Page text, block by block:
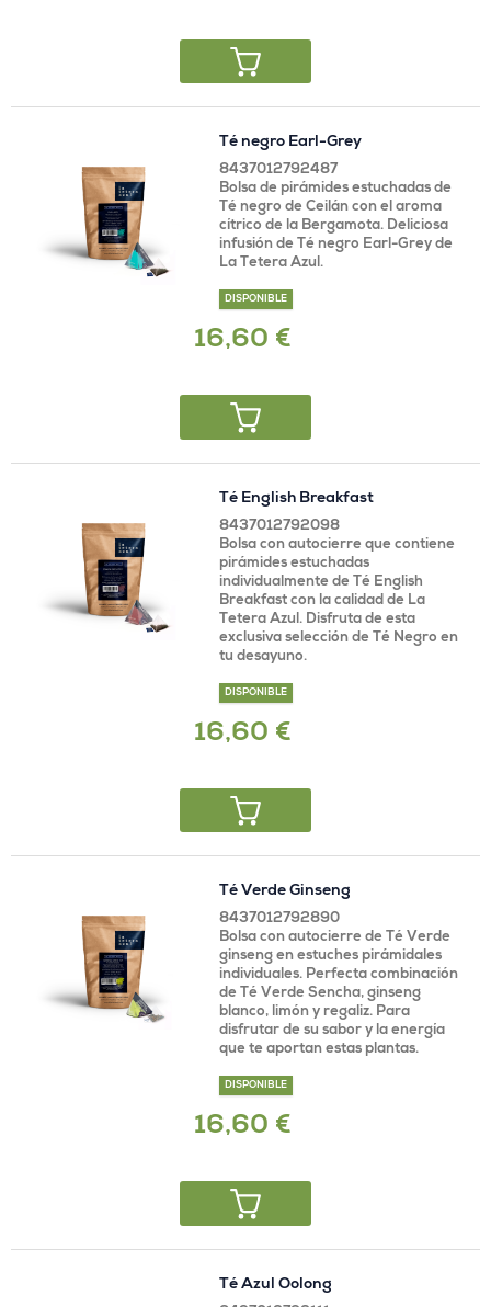
Té negro Earl-Grey
8437012792487
Bolsa de pirámides estuchadas de
Té negro de Ceilán con el aroma
cítrico de la Bergamota. Deliciosa
infusión de Té negro Earl-Grey de
La Tetera Azul.
DISPONIBLE
16,60 €
Té English Breakfast
8437012792098
Bolsa con autocierre que contiene
pirámides estuchadas
individualmente de Té English
Breakfast con la calidad de La
Tetera Azul. Disfruta de esta
exclusiva selección de Té Negro en
tu desayuno.
DISPONIBLE
16,60 €
Té Verde Ginseng
8437012792890
Bolsa con autocierre de Té Verde
ginseng en estuches pirámidales
individuales. Perfecta combinación
de Té Verde Sencha, ginseng
blanco, limón y regaliz. Para
disfrutar de su sabor y la energía
que te aportan estas plantas.
DISPONIBLE
16,60 €
Té Azul Oolong